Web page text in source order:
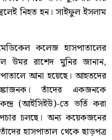
নিহত হন। সাইফুল ইসলাম
কলেজ হাসপাতালের
উমর রাশেদ মুনির জানান,
আনা হয়েছে। আহতদের
তাঁদের একজনকে
(আইসিইউ)-তে ভর্তি করা
চলছে। অন্য কয়েকজনের
হাসপাতাল থেকে ছাড়পত্র